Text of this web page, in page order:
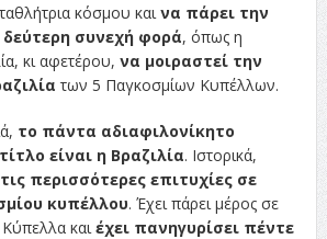
κόσμου και να πάρει την
συνεχή φορά, όπως η
κι αφετέρου, να μοιραστεί την
των 5 Παγκοσμίων Κυπέλλων.
το πάντα αδιαφιλονίκητο
είναι η Βραζιλία. Ιστορικά,
περισσότερες επιτυχίες σε
κυπέλλου. Έχει πάρει μέρος σε
και έχει πανηγυρίσει πέντε